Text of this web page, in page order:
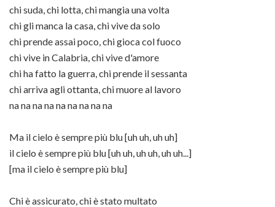
chi suda, chi lotta, chi mangia una volta
chi gli manca la casa, chi vive da solo
chi prende assai poco, chi gioca col fuoco
chi vive in Calabria, chi vive d'amore
chi ha fatto la guerra, chi prende il sessanta
chi arriva agli ottanta, chi muore al lavoro
na na na na na na na na na
Ma il cielo è sempre più blu [uh uh, uh uh]
il cielo è sempre più blu [uh uh, uh uh, uh uh...]
[ma il cielo è sempre più blu]
Chi è assicurato, chi è stato multato